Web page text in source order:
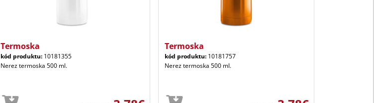
Termoska
kód produktu: 10181355
Nerez termoska 500 ml.
Termoska
kód produktu: 10181757
Nerez termoska 500 ml.